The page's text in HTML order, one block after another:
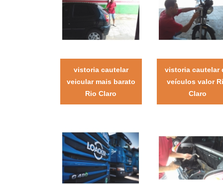
vistoria cautelar
veicular mais barato
Rio Claro
vistoria cautelar
veículos valor
Claro